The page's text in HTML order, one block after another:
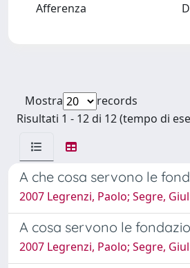
Afferenza
Mostra
records
Risultati 1 - 12 di 12 (tempo di
A che cosa servono le
2007 Legrenzi, Paolo; Segre,
A cosa servono le
2007 Legrenzi, Paolo; Segre,